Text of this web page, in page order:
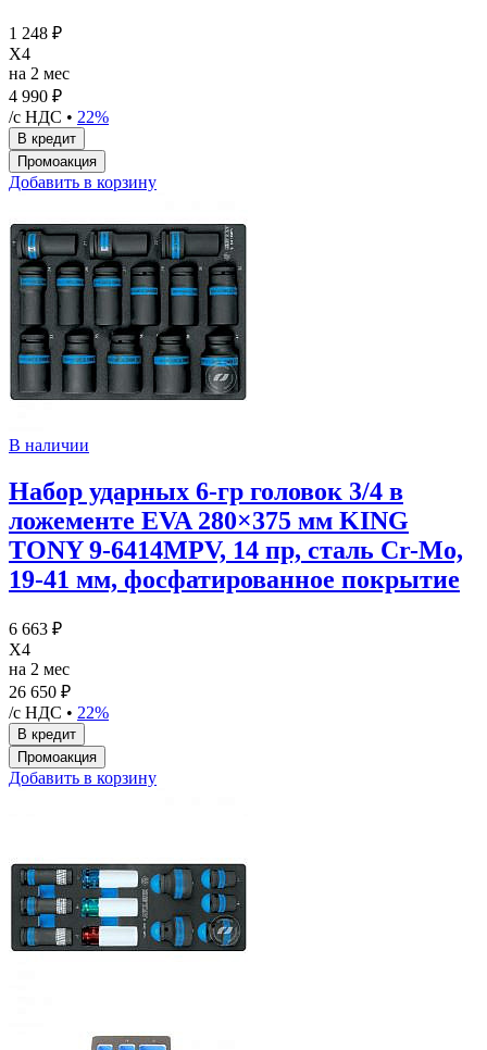
1 248 ₽
X4
на 2 мес
4 990 ₽
/с НДС • 22%
Добавить в корзину
В наличии
Набор ударных 6-гр головок 3/4 в
ложементе EVA 280×375 мм KING
TONY 9-6414MPV, 14 пр, сталь Cr-Mo,
19-41 мм, фосфатированное покрытие
6 663 ₽
X4
на 2 мес
26 650 ₽
/с НДС • 22%
Добавить в корзину